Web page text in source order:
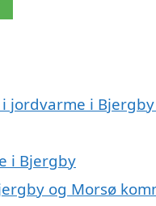
jordvarme i
i Bjergby
og Morsø